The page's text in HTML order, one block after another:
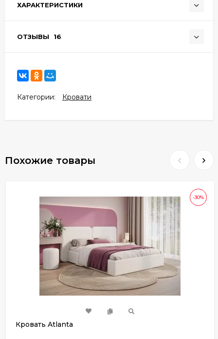
ХАРАКТЕРИСТИКИ
ОТЗЫВЫ 16
Категории: Кровати
Похожие товары
-30%
Кровать Atlanta